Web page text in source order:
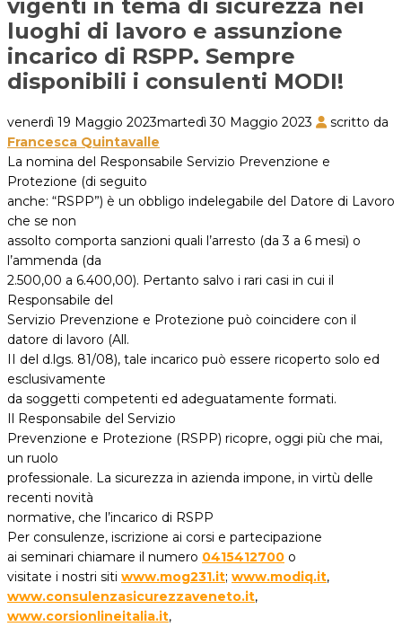
vigenti in tema di sicurezza nei
luoghi di lavoro e assunzione
incarico di RSPP. Sempre
disponibili i consulenti MODI!
venerdì 19 Maggio 2023martedì 30 Maggio 2023
scritto da
Francesca Quintavalle
La nomina del Responsabile Servizio Prevenzione e
Protezione (di seguito
anche: “RSPP”) è un obbligo indelegabile del Datore di Lavoro
che se non
assolto comporta sanzioni quali l’arresto (da 3 a 6 mesi) o
l’ammenda (da
2.500,00 a 6.400,00). Pertanto salvo i rari casi in cui il
Responsabile del
Servizio Prevenzione e Protezione può coincidere con il
datore di lavoro (All.
II del d.lgs. 81/08), tale incarico può essere ricoperto solo ed
esclusivamente
da soggetti competenti ed adeguatamente formati.
Il Responsabile del Servizio
Prevenzione e Protezione (RSPP) ricopre, oggi più che mai,
un ruolo
professionale. La sicurezza in azienda impone, in virtù delle
recenti novità
normative, che l’incarico di RSPP
Per consulenze, iscrizione ai corsi e partecipazione
ai seminari chiamare il numero 0415412700 o
visitate i nostri siti www.mog231.it; www.modiq.it,
www.consulenzasicurezzaveneto.it,
www.corsionlineitalia.it,